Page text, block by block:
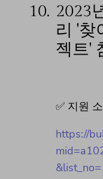
10. 2023
리 '찾
젝트'
✅ 지원
https://